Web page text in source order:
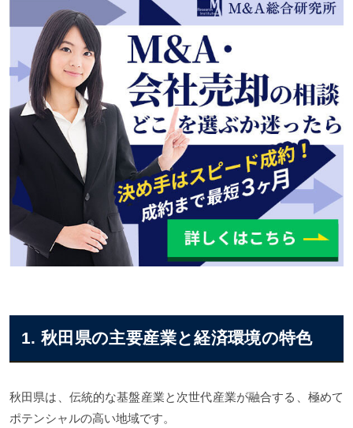
秋田県のM&A・事業承継の事例
秋田県近郊のM&A・事業承継の案件一覧
秋田でM&A・事業承継を成功に導くためのステップ
秋田県で活用できるM&A・事業承継の公的支援制度
秋田で最適なM&A・事業承継案件を見つけるための方法
秋田県でM&A仲介会社を選ぶ5つのポイント
秋田県のM&A・事業承継まとめ
秋田県の成約事例一覧
秋田県のM&A案件一覧
1. 秋田県の主要産業と経済環境の特色
秋田県は、伝統的な基盤産業と次世代産業が融合する、極めて
ポテンシャルの高い地域です。